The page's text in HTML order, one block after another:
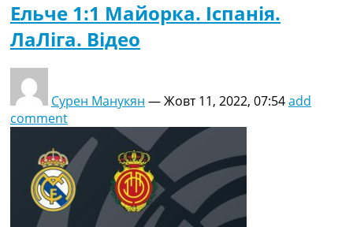
Ельче 1:1 Майорка. Іспанія.
ЛаЛіга. Відео
Сурен Манукян —Жовт 11, 2022, 07:54add
comment